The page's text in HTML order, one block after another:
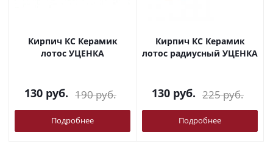
Кирпич КС Керамик
лотос УЦЕНКА
130 руб. 190руб.
Подробнее
Кирпич КС Керамик
лотос радиусный УЦЕНКА
130 руб. 225руб.
Подробнее